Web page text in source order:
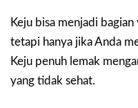
Keju bisa menjadi
tetapi hanya jika Anda
Keju penuh lemak
yang tidak sehat.